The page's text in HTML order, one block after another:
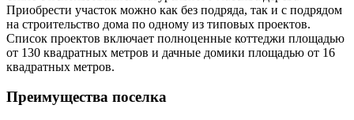
Приобрести участок можно как без подряда, так и с подрядом
на строительство дома по одному из типовых проектов.
Список проектов включает полноценные коттеджи площадью
от 130 квадратных метров и дачные домики площадью от 16
квадратных метров.
Преимущества поселка